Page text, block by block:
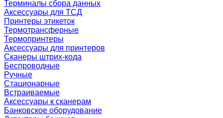
Терминалы сбора данных
Аксессуары для ТСД
Принтеры этикеток
Термотрансферные
Термопринтеры
Аксессуары для принтеров
Сканеры штрих-кода
Беспроводные
Ручные
Стационарные
Встраиваемые
Аксессуары к сканерам
Банковское оборудование